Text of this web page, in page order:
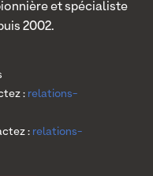
et spécialiste
2002.
: relations-
: relations-